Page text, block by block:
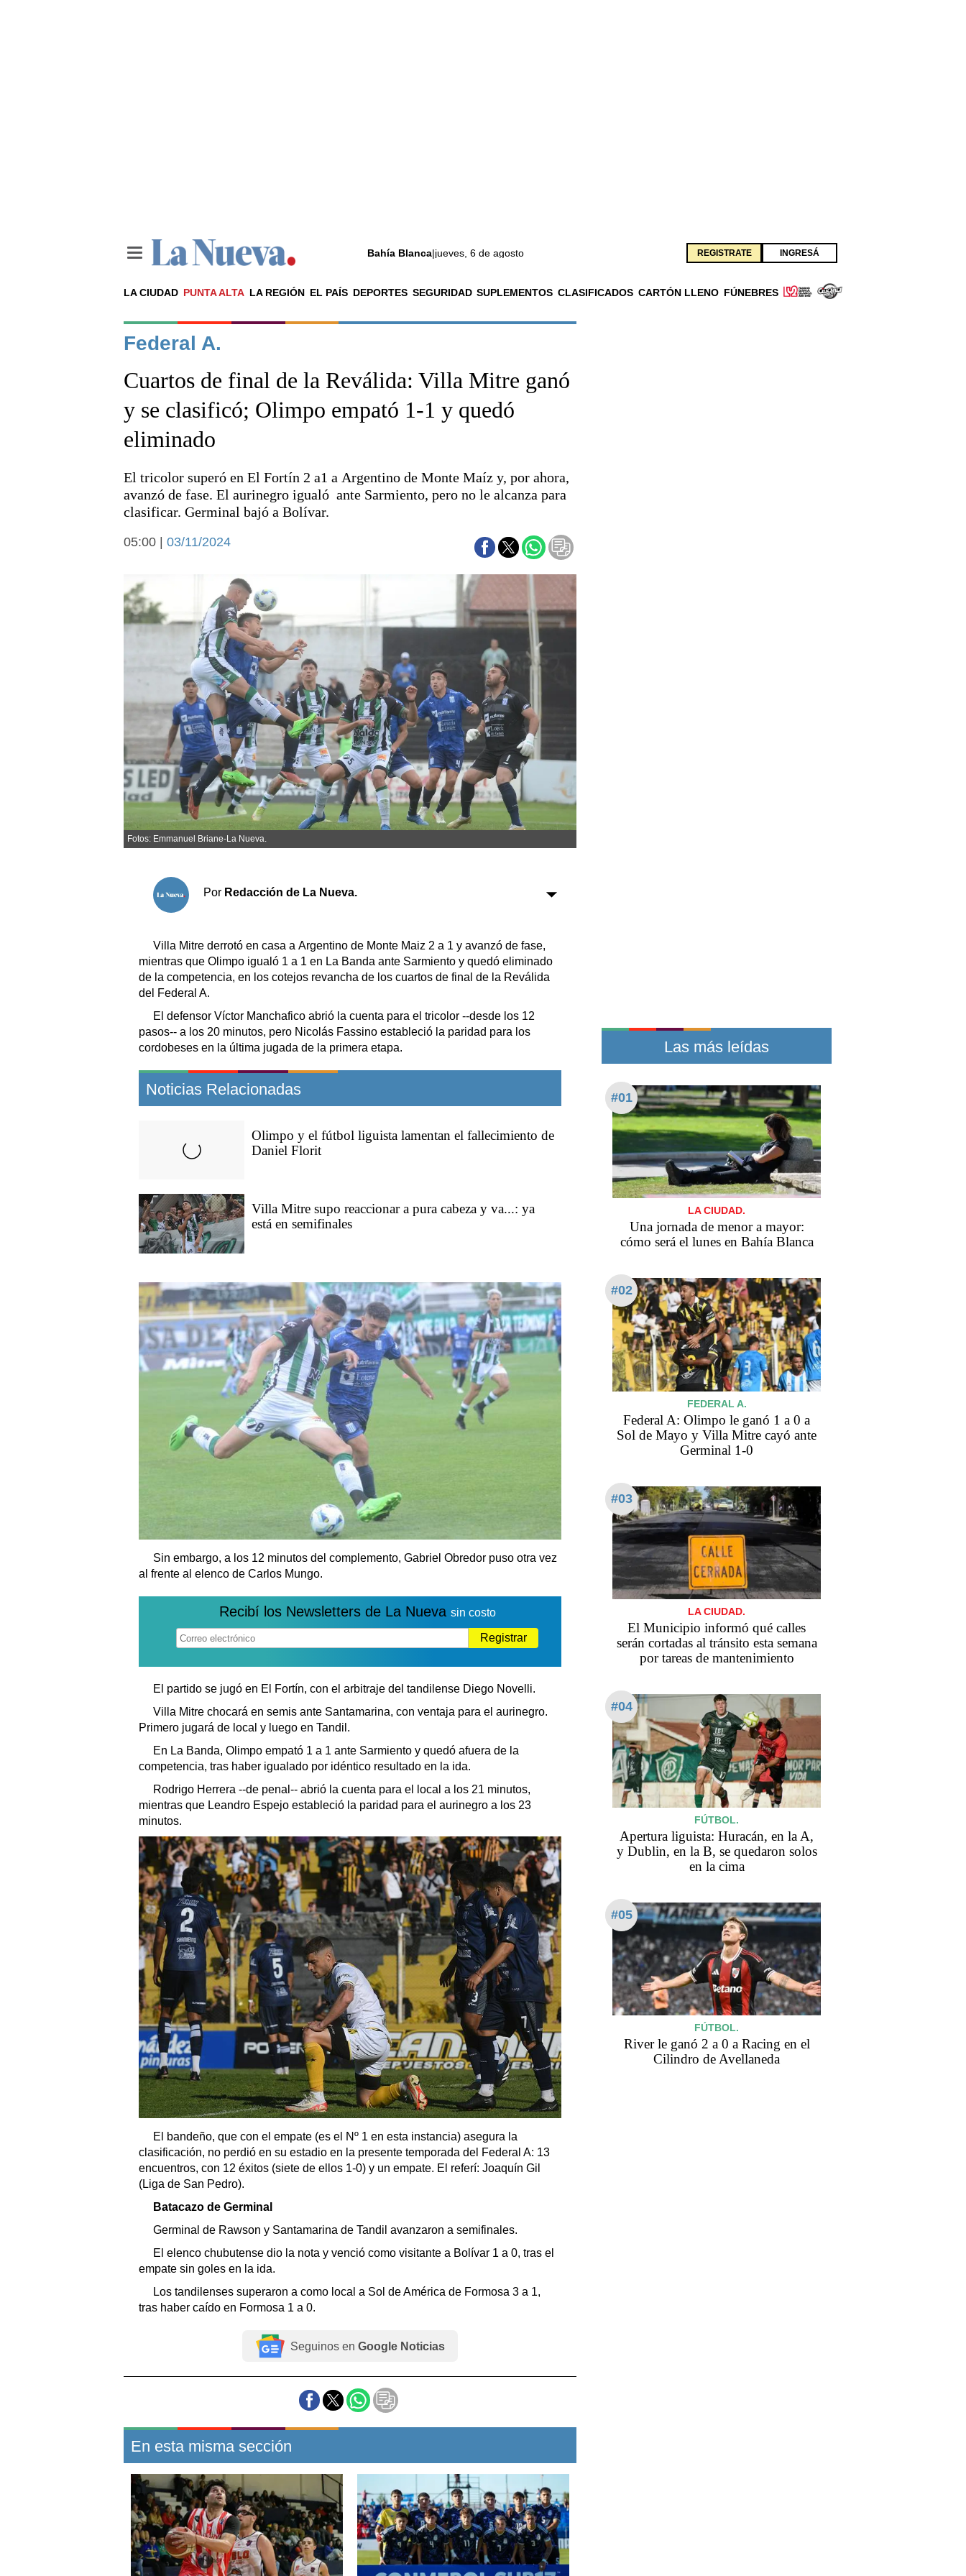
Bahía Blanca|jueves, 6 de agosto REGISTRATE INGRESÁ
LA CIUDAD PUNTA ALTA LA REGIÓN EL PAÍS DEPORTES SEGURIDAD SUPLEMENTOS CLASIFICADOS CARTÓN LLENO FÚNEBRES
Noticias
La ciudad
El país
Seguridad
Liga del Sur
Básquetbol
Fútbol
Economía y campo
Economía y finanzas
Espacio empresas
Sociedad y tiempo libre
Tecnología
Turismo
Salud
Es viral
El tiempo
Cartón Lleno
Fúnebres
Clasificados
Horóscopo
Servicios
Transportes
Fúnebres
Edictos
Federal A.
Cuartos de final de la Reválida: Villa Mitre ganó
y se clasificó; Olimpo empató 1-1 y quedó
eliminado
El tricolor superó en El Fortín 2 a1 a Argentino de Monte Maíz y, por ahora,
avanzó de fase. El aurinegro igualó ante Sarmiento, pero no le alcanza para
clasificar. Germinal bajó a Bolívar.
05:00 | 03/11/2024
Fotos: Emmanuel Briane-La Nueva.
Por Redacción de La Nueva.
Villa Mitre derrotó en casa a Argentino de Monte Maiz 2 a 1 y avanzó de fase,
mientras que Olimpo igualó 1 a 1 en La Banda ante Sarmiento y quedó eliminado
de la competencia, en los cotejos revancha de los cuartos de final de la Reválida
del Federal A.
El defensor Víctor Manchafico abrió la cuenta para el tricolor --desde los 12
pasos-- a los 20 minutos, pero Nicolás Fassino estableció la paridad para los
cordobeses en la última jugada de la primera etapa.
Noticias Relacionadas
Olimpo y el fútbol liguista lamentan el fallecimiento de
Daniel Florit
Villa Mitre supo reaccionar a pura cabeza y va...: ya
está en semifinales
Sin embargo, a los 12 minutos del complemento, Gabriel Obredor puso otra vez
al frente al elenco de Carlos Mungo.
Recibí los Newsletters de La Nueva sin costo
Registrar
El partido se jugó en El Fortín, con el arbitraje del tandilense Diego Novelli.
Villa Mitre chocará en semis ante Santamarina, con ventaja para el aurinegro.
Primero jugará de local y luego en Tandil.
En La Banda, Olimpo empató 1 a 1 ante Sarmiento y quedó afuera de la
competencia, tras haber igualado por idéntico resultado en la ida.
Rodrigo Herrera --de penal-- abrió la cuenta para el local a los 21 minutos,
mientras que Leandro Espejo estableció la paridad para el aurinegro a los 23
minutos.
El bandeño, que con el empate (es el Nº 1 en esta instancia) asegura la
clasificación, no perdió en su estadio en la presente temporada del Federal A: 13
encuentros, con 12 éxitos (siete de ellos 1-0) y un empate. El referí: Joaquín Gil
(Liga de San Pedro).
Batacazo de Germinal
Germinal de Rawson y Santamarina de Tandil avanzaron a semifinales.
El elenco chubutense dio la nota y venció como visitante a Bolívar 1 a 0, tras el
empate sin goles en la ida.
Los tandilenses superaron a como local a Sol de América de Formosa 3 a 1,
tras haber caído en Formosa 1 a 0.
Seguinos en Google Noticias
En esta misma sección
Las más leídas
#01
LA CIUDAD.
Una jornada de menor a mayor:
cómo será el lunes en Bahía Blanca
#02
FEDERAL A.
Federal A: Olimpo le ganó 1 a 0 a
Sol de Mayo y Villa Mitre cayó ante
Germinal 1-0
#03
LA CIUDAD.
El Municipio informó qué calles
serán cortadas al tránsito esta semana
por tareas de mantenimiento
#04
FÚTBOL.
Apertura liguista: Huracán, en la A,
y Dublin, en la B, se quedaron solos
en la cima
#05
FÚTBOL.
River le ganó 2 a 0 a Racing en el
Cilindro de Avellaneda